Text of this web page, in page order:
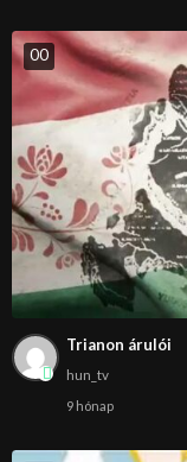
00
Trianon árulói
hun_tv
9 hónap